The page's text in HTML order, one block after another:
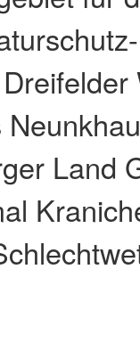
Land